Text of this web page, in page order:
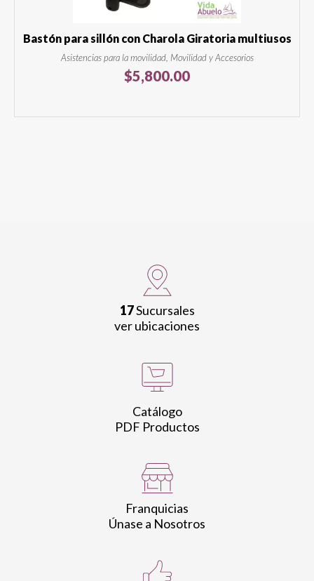
Bastón para sillón con Charola Giratoria multiusos
Asistencias para la movilidad, Movilidad y Accesorios
$5,800.00
17Sucursales
ver ubicaciones
Catálogo
PDF Productos
Franquicias
Únase a Nosotros